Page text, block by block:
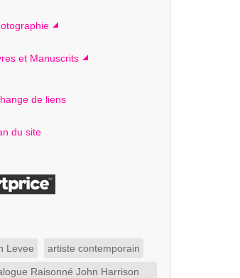
et Manuscrits
de liens
du site
Levee artiste contemporain
Raisonné John Harrison